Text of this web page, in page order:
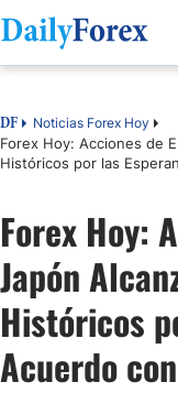
Tabla de contenidos
DF Noticias Forex Hoy
Forex Hoy: Acciones de
Históricos por las
Forex Hoy:
Japón
Históricos
Acuerdo